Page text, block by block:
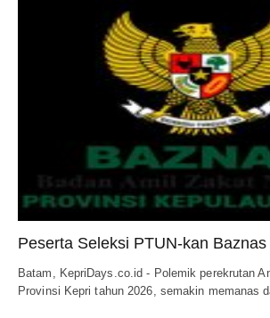
Peserta Seleksi PTUN-kan Baznas
Batam, KepriDays.co.id - Polemik perekrutan
Provinsi Kepri tahun 2026, semakin memanas